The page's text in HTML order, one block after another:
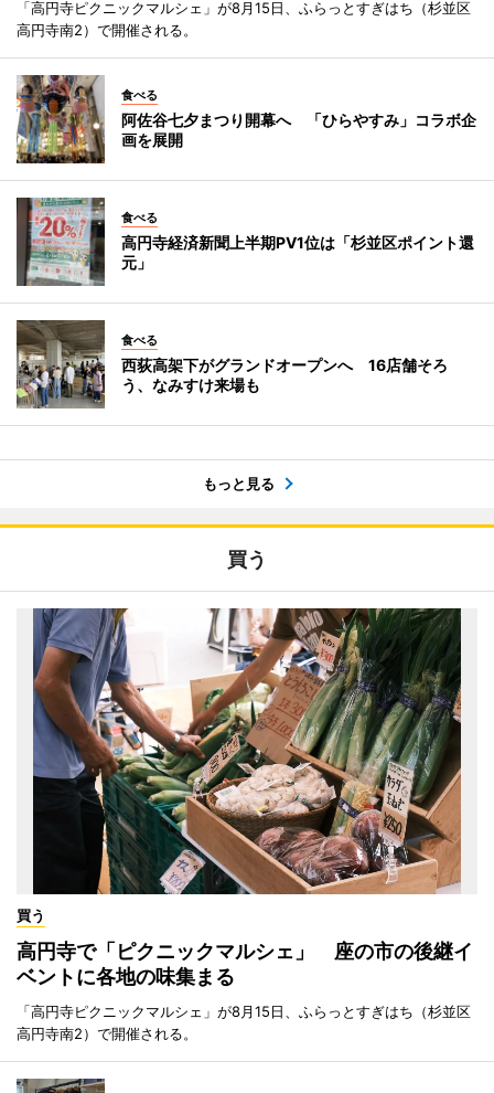
「高円寺ピクニックマルシェ」が8月15日、ふらっとすぎはち（杉並区
高円寺南2）で開催される。
食べる
阿佐谷七夕まつり開幕へ 「ひらやすみ」コラボ企
画を展開
食べる
高円寺経済新聞上半期PV1位は「杉並区ポイント還
元」
食べる
西荻高架下がグランドオープンへ 16店舗そろ
う、なみすけ来場も
もっと見る
買う
買う
高円寺で「ピクニックマルシェ」 座の市の後継イ
ベントに各地の味集まる
「高円寺ピクニックマルシェ」が8月15日、ふらっとすぎはち（杉並区
高円寺南2）で開催される。